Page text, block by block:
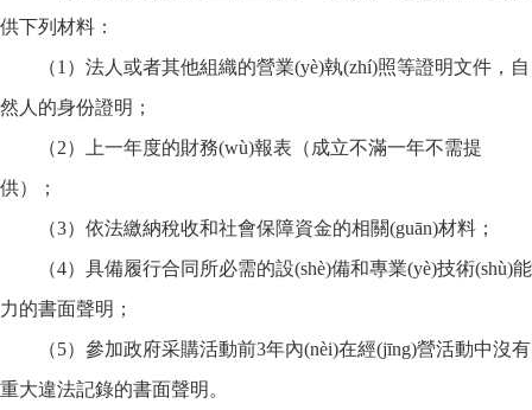
供下列材料：
（1）法人或者其他組織的營業(yè)執(zhí)照等證明文件，自
然人的身份證明；
（2）上一年度的財務(wù)報表（成立不滿一年不需提
供）；
（3）依法繳納稅收和社會保障資金的相關(guān)材料；
（4）具備履行合同所必需的設(shè)備和專業(yè)技術(shù)能
力的書面聲明；
（5）參加政府采購活動前3年內(nèi)在經(jīng)營活動中沒有
重大違法記錄的書面聲明。